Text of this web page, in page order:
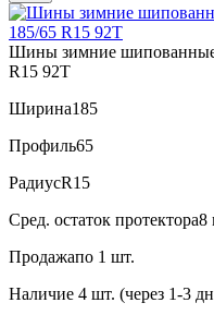
Шины зимние шипованные
R15 92T
Ширина185
Профиль65
РадиусR15
Сред. остаток протектора8
Продажапо 1 шт.
Наличие 4 шт. (через 1-3